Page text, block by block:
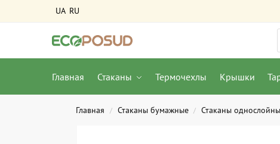
UA RU
Главная Стаканы Термочехлы Крышки
Главная / Стаканы бумажные / Стаканы